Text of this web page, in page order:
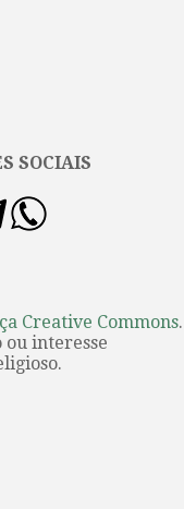
SOCIAIS
Creative Commons.
ou interesse